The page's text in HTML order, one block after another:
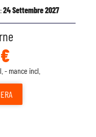
24 Settembre 2027
- mance incl.